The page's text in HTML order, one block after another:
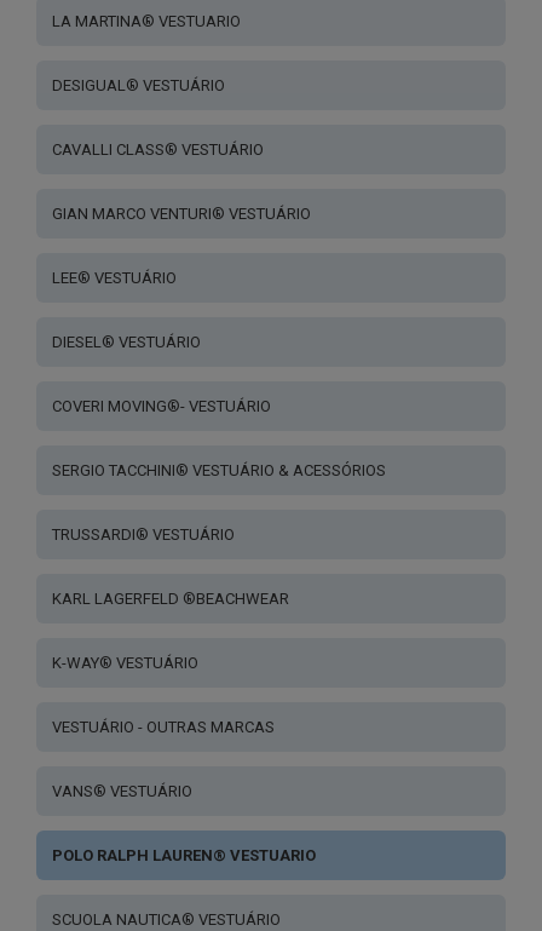
LA MARTINA® VESTUARIO
DESIGUAL® VESTUÁRIO
CAVALLI CLASS® VESTUÁRIO
GIAN MARCO VENTURI® VESTUÁRIO
LEE® VESTUÁRIO
DIESEL® VESTUÁRIO
COVERI MOVING®- VESTUÁRIO
SERGIO TACCHINI® VESTUÁRIO & ACESSÓRIOS
TRUSSARDI® VESTUÁRIO
KARL LAGERFELD ®BEACHWEAR
K-WAY® VESTUÁRIO
VESTUÁRIO - OUTRAS MARCAS
VANS® VESTUÁRIO
POLO RALPH LAUREN® VESTUARIO
SCUOLA NAUTICA® VESTUÁRIO